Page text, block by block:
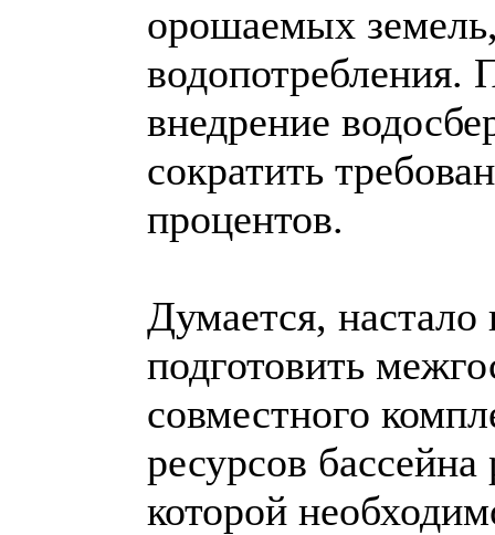
орошаемых
водопотребления.
внедрение
сократить
процентов.
Думается,
подготовить
совместного
ресурсов
которой